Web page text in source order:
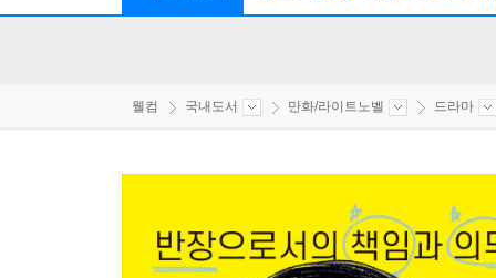
웰컴 국내도서 만화/라이트노벨 드라마